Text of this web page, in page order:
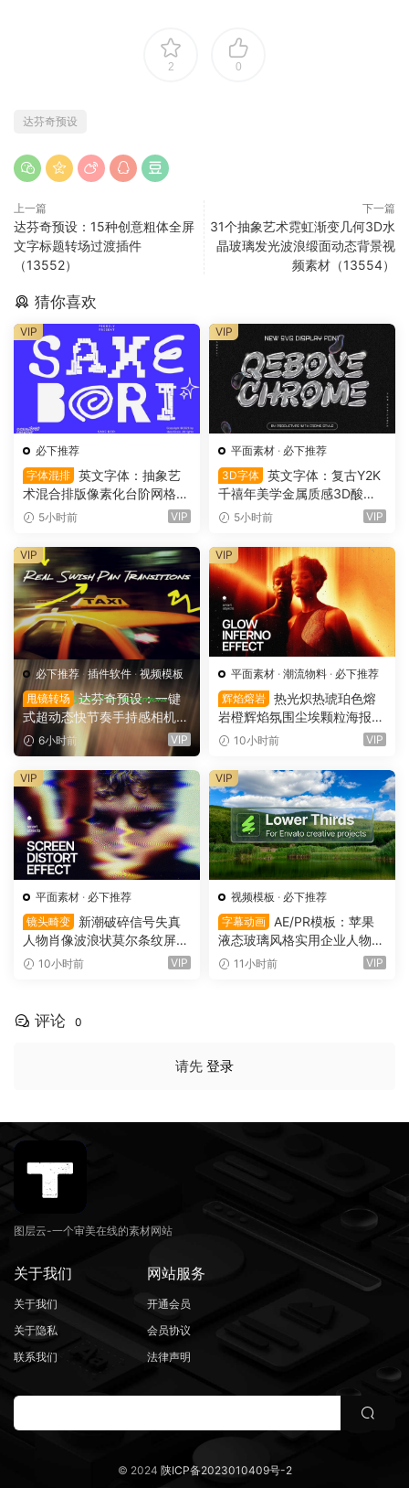
2 0
达芬奇预设
上一篇
达芬奇预设：15种创意粗体全屏
文字标题转场过渡插件
（13552）
下一篇
31个抽象艺术霓虹渐变几何3D水
晶玻璃发光波浪缎面动态背景视
频素材（13554）
猜你喜欢
必下推荐
字体混排 英文字体：抽象艺
术混合排版像素化台阶网格状
手绘螺旋有机曲线版面设计封
ace（16160）
5小时前 VIP
VIP
平面素材 · 必下推荐
3D字体 英文字体：复古Y2K
千禧年美学金属质感3D酸性
镀铬文字LOGO标题封面海报
e – 3D Style SVG Font（161
59）
5小时前 VIP
VIP
必下推荐· 插件软件 ·视频模板
甩镜转场 达芬奇预设：一键
式超动态快节奏手持感相机摇
晃运动甩镜头无缝转场过渡
支持横竖屏（16158）
6小时前 VIP
VIP
平面素材 · 潮流物料 · 必下推荐
辉焰熔岩 热光炽热琥珀色熔
岩橙辉焰氛围尘埃颗粒海报封
面设计PSD特效样机 Glow Inf
10小时前 VIP
VIP
平面素材 · 必下推荐
镜头畸变
新潮破碎信号失真
人物肖像波浪状莫尔条纹屏幕
畸变专辑封面音乐海报传单P
10小时前 VIP
VIP
视频模板 · 必下推荐
字幕动画 AE/PR模板：苹果
液态玻璃风格实用企业人物宣
传下横栏字幕条文字标题动画
11小时前 VIP
VIP
评论 0
请先 登录
图层云-一个审美在线的素材网站
关于我们
关于我们
关于隐私
联系我们
网站服务
开通会员
会员协议
法律声明
© 2024 陕ICP备2023010409号-2